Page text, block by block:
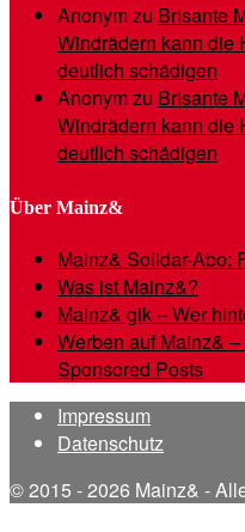
Anonymzu Brisante
Windrädern kann die
deutlich schädigen
Anonymzu Brisante
Windrädern kann die
deutlich schädigen
Über Mainz&
Mainz& Solidar-Abo:
Was ist Mainz&?
Mainz& gik – Wer
Werben auf Mainz&
Sponsored Posts
Impressum
Datenschutz
© 2015 - 2026 Mainz& -